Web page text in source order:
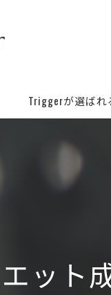
Triggerが選ばれ
ット